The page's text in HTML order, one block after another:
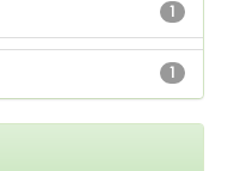
1
1